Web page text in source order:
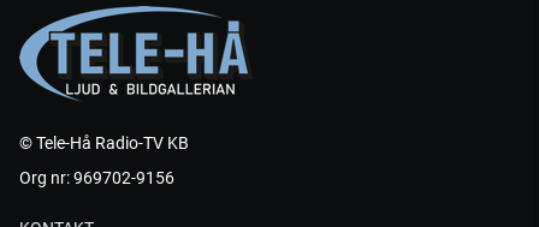
© Tele-Hå Radio-TV KB
Org nr: 969702-9156